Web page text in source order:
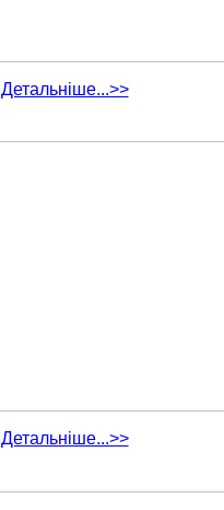
Детальніше...>>
Детальніше...>>